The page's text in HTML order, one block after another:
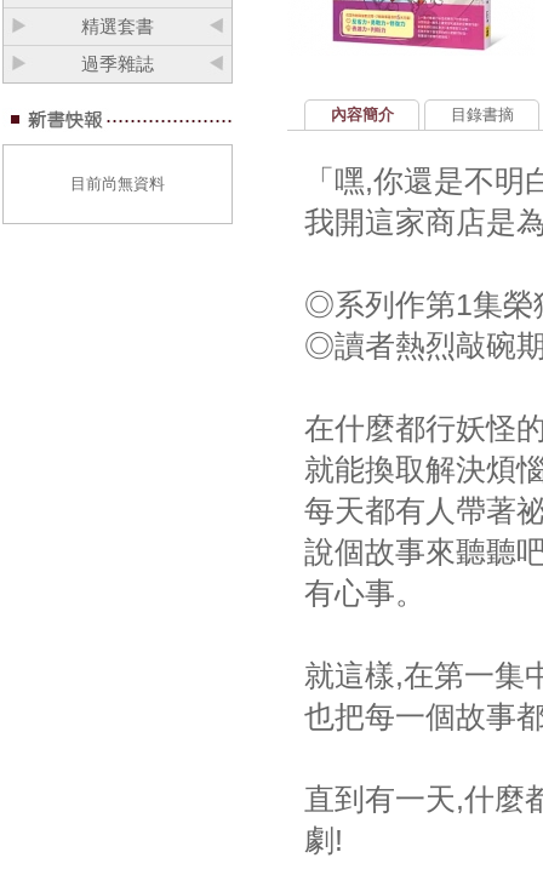
精選套書
過季雜誌
目前尚無資料
內容簡介 目錄書摘
「嘿,你還是不明
我開這家商店是
◎系列作第1集榮
◎讀者熱烈敲碗
在什麼都行妖怪
就能換取解決煩
每天都有人帶著
說個故事來聽聽
有心事。
就這樣,在第一集
也把每一個故事
直到有一天,什麼
劇!